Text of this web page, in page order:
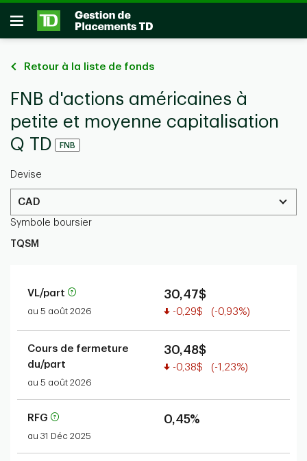
Passer au contenu principal
Ouvrir
Retour à la liste de fonds
FNB d'actions américaines à
petite et moyenne capitalisation
Q TD
FNB
Devise
CAD
Symbole boursier
TQSM
VL/part
au 5 août 2026
30,47$
Valeur réduite
-0,29$ (-0,93%)
Cours de fermeture
du/part
au 5 août 2026
30,48$
Valeur réduite
-0,38$ (-1,23%)
RFG
au 31 Déc 2025
0,45%